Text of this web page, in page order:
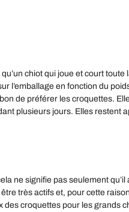
chiot qui joue et court toute
l’emballage en fonction du
de préférer les croquettes.
plusieurs jours. Elles restent
ne signifie pas seulement
très actifs et, pour cette
croquettes pour les grands